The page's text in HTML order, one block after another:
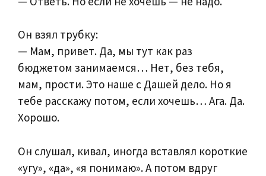
Он взял трубку:
— Мам, привет. Да, мы тут как раз
бюджетом занимаемся… Нет, без тебя,
мам, прости. Это наше с Дашей дело. Но я
тебе расскажу потом, если хочешь… Ага. Да.
Хорошо.
Он слушал, кивал, иногда вставлял короткие
«угу», «да», «я понимаю». А потом вдруг